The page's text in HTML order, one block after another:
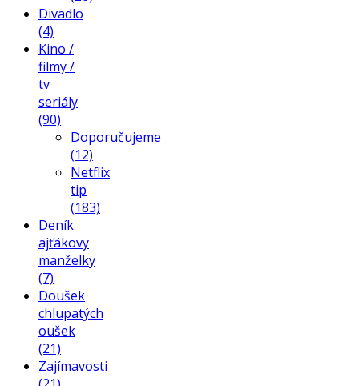
Divadlo
(4)
Kino /
filmy /
tv
seriály
(90)
Doporučujeme
(12)
Netflix
tip
(183)
Deník
ajťákovy
manželky
(7)
Doušek
chlupatých
oušek
(21)
Zajímavosti